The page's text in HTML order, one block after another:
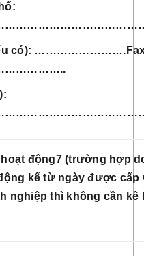
có): …………………….Fax
hoạt động7 (trường hợp
kể từ ngày được cấp
nghiệp thì không cần